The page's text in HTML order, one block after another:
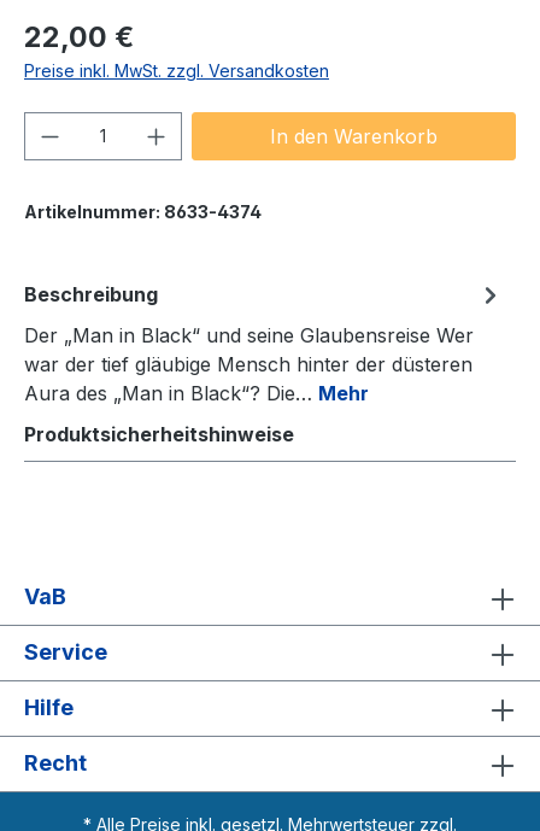
Regulärer Preis:
22,00 €
Preise inkl. MwSt. zzgl. Versandkosten
Produkt Anzahl: Gib denIn den Warenkorb
Artikelnummer: 8633-4374
Beschreibung
Der „Man in Black“ und seine Glaubensreise Wer
war der tief gläubige Mensch hinter der düsteren
Aura des „Man in Black“? Die… Mehr
Produktsicherheitshinweise
VaB
Service
Hilfe
Recht
* Alle Preise inkl. gesetzl. Mehrwertsteuer zzgl.